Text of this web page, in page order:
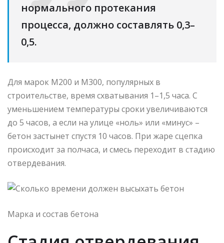
нормального протекания
процесса, должно составлять 0,3–
0,5.
Для марок М200 и М300, популярных в
строительстве, время схватывания 1–1,5 часа. С
уменьшением температуры сроки увеличиваются
до 5 часов, а если на улице «ноль» или «минус» –
бетон застынет спустя 10 часов. При жаре сцепка
происходит за полчаса, и смесь переходит в стадию
отвердевания.
Марка и состав бетона